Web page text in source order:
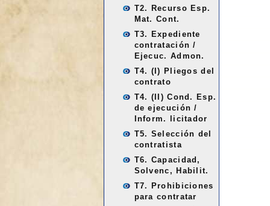
T2. Recurso Esp.
Mat. Cont.
T3. Expediente
contratación /
Ejecuc. Admon.
T4. (I) Pliegos del
contrato
T4. (II) Cond. Esp.
de ejecución /
Inform. licitador
T5. Selección del
contratista
T6. Capacidad,
Solvenc, Habilit.
T7. Prohibiciones
para contratar